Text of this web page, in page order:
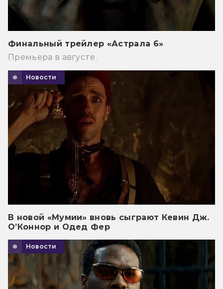
Финальный трейлер «Астрала 6»
Премьера в августе.
Новости
В новой «Мумии» вновь сыграют Кевин Дж.
О’Коннор и Одед Фер
Новости